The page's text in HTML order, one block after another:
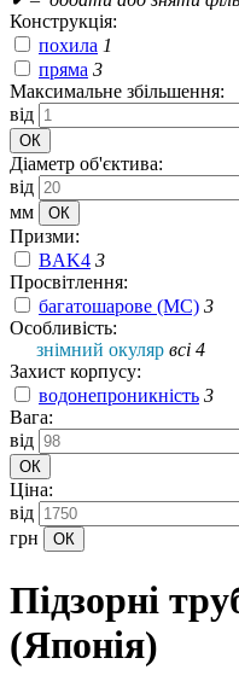
Конструкція:
похила 1
пряма 3
Максимальне збільшення:
від
Діаметр об'єктива:
від
мм
Призми:
BAK4 3
Просвітлення:
багатошарове (MC) 3
Особливість:
знімний окуляр всі 4
Захист корпусу:
водонепроникність 3
Вага:
від
Ціна:
від
грн
Підзорні
(Японія)